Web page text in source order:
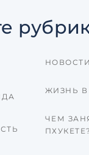
ЖИЗНЬ В
ЧЕМ
ПХУКЕТЕ?